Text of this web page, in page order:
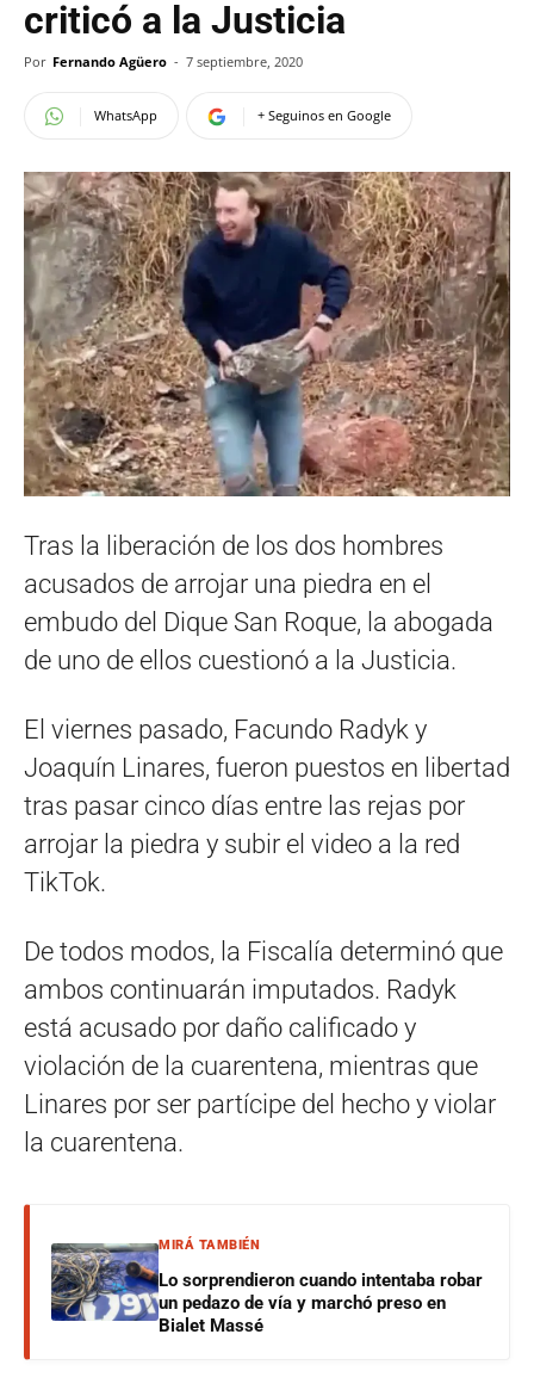
criticó a la Justicia
Por Fernando Agüero - 7 septiembre, 2020
WhatsApp + Seguinos en Google
Tras la liberación de los dos hombres
acusados de arrojar una piedra en el
embudo del Dique San Roque, la abogada
de uno de ellos cuestionó a la Justicia.
El viernes pasado, Facundo Radyk y
Joaquín Linares, fueron puestos en libertad
tras pasar cinco días entre las rejas por
arrojar la piedra y subir el video a la red
TikTok.
De todos modos, la Fiscalía determinó que
ambos continuarán imputados. Radyk
está acusado por daño calificado y
violación de la cuarentena, mientras que
Linares por ser partícipe del hecho y violar
la cuarentena.
MIRÁ TAMBIÉN
Lo sorprendieron cuando intentaba robar
un pedazo de vía y marchó preso en
Bialet Massé